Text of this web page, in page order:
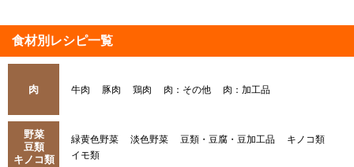
食材別レシピ一覧
肉 牛肉 豚肉 鶏肉 肉：その他 肉：加工品
野菜
豆類
キノコ類
緑黄色野菜 淡色野菜 豆類・豆腐・豆加工品
キノコ類
イモ類